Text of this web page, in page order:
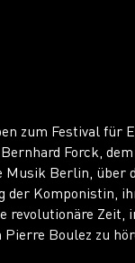
zum Festival für
Forck,
Musik Berlin, über
der Komponistin,
revolutionäre Zeit,
Pierre Boulez zu